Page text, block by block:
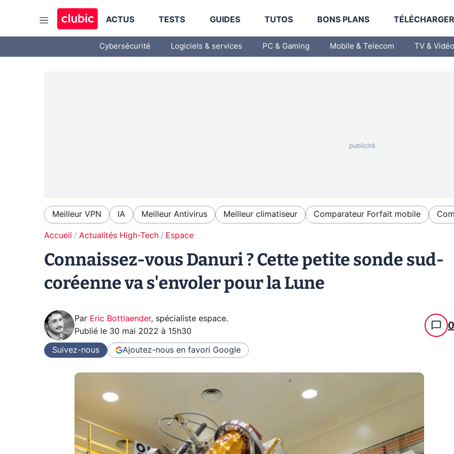
ACTUS TESTS GUIDES TUTOS BONS PLANS
Cybersécurité Logiciels & services PC & Gaming Mobile & Telecom TV & Vidéo
Meilleur VPN IA Meilleur Antivirus Meilleur climatiseur Comparateur Forfait mobile
Accueil Actualités High-Tech Espace
Connaissez-vous Danuri ? Cette petite sonde sud-
coréenne va s'envoler pour la Lune
Par Eric Bottlaender, spécialiste espace.
Publié le 30 mai 2022 à 15h30 0
Suivez-nous Ajoutez-nous en favori Google